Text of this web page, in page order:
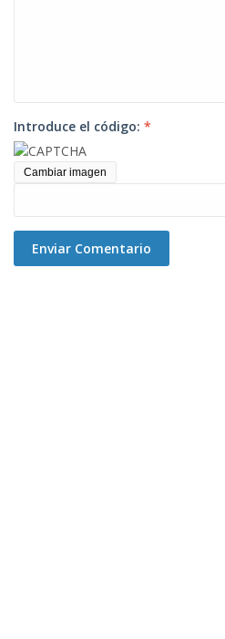
Introduce el código: *
Cambiar imagen
Enviar Comentario